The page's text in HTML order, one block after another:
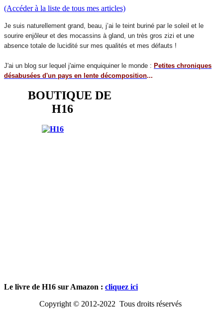
(Accéder à la liste de tous mes articles)
Je suis naturellement grand, beau, j’ai le teint buriné par le soleil et le
sourire enjôleur et des mocassins à gland, un très gros zizi et une
absence totale de lucidité sur mes qualités et mes défauts !
J'ai un blog sur lequel j'aime enquiquiner le monde : Petites chroniques
désabusées d'un pays en lente décomposition...
BOUTIQUE DE
H16
Le livre de H16 sur Amazon : cliquez ici
Copyright © 2012-2022 Tous droits réservés